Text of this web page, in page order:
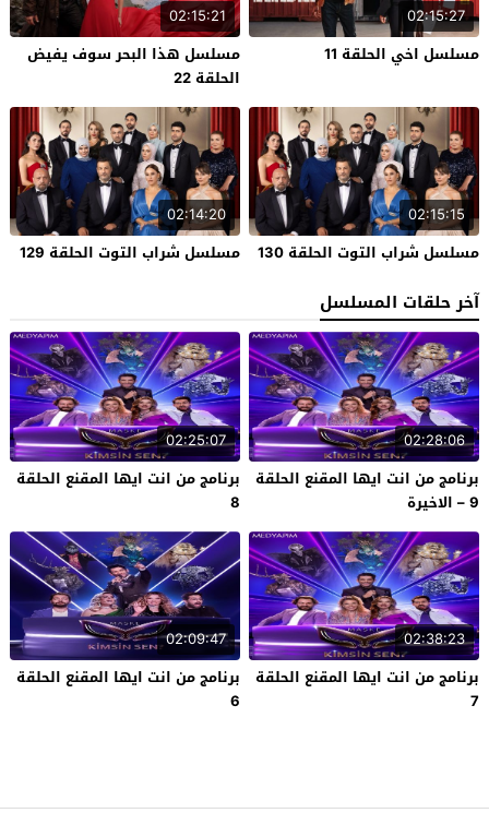
02:15:27
مسلسل اخي الحلقة 11
02:15:21
مسلسل هذا البحر سوف يفيض
الحلقة 22
02:15:15
مسلسل شراب التوت الحلقة 130
02:14:20
مسلسل شراب التوت الحلقة 129
آخر حلقات المسلسل
02:28:06
برنامج من انت ايها المقنع الحلقة
9 – الاخيرة
02:25:07
برنامج من انت ايها المقنع الحلقة
8
02:38:23
برنامج من انت ايها المقنع الحلقة
7
02:09:47
برنامج من انت ايها المقنع الحلقة
6